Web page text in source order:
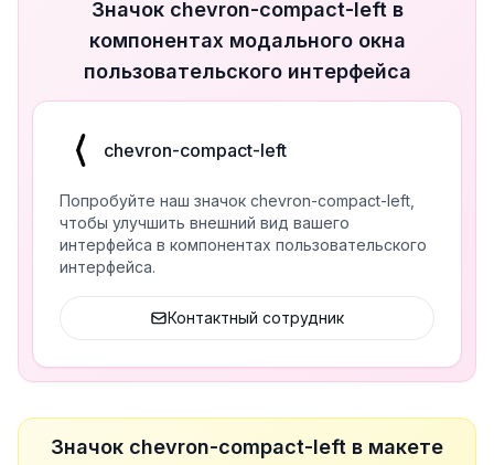
Значок chevron-compact-left в
компонентах модального окна
пользовательского интерфейса
chevron-compact-left
Попробуйте наш значок chevron-compact-left,
чтобы улучшить внешний вид вашего
интерфейса в компонентах пользовательского
интерфейса.
Контактный сотрудник
Значок chevron-compact-left в макете